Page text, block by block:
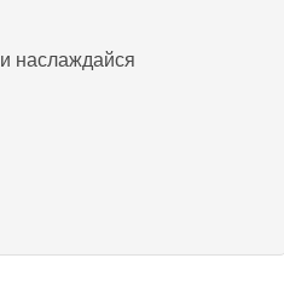
и наслаждайся